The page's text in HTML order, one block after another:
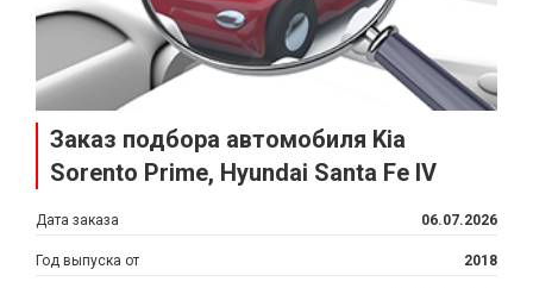
Заказ подбора автомобиля Kia
Sorento Prime, Hyundai Santa Fe IV
Дата заказа 06.07.2026
Год выпуска от 2018